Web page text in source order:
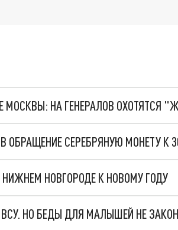
МОСКВЫ: НА ГЕНЕРАЛОВ ОХОТЯТСЯ
НОВГОРОДЕ К НОВОМУ ГОДУ
НО БЕДЫ ДЛЯ МАЛЫШЕЙ НЕ